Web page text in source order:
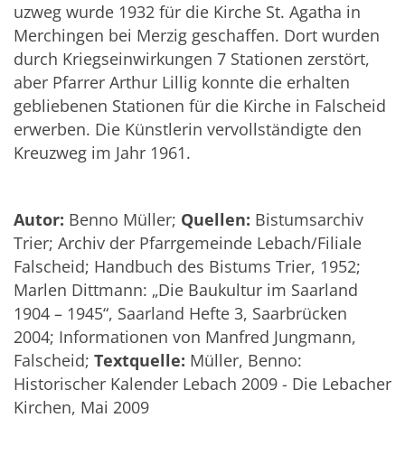
uzweg wurde 1932 für die Kirche St. Agatha in
Merchingen bei Merzig geschaffen. Dort wurden
durch Kriegseinwirkungen 7 Stationen zerstört,
aber Pfarrer Arthur Lillig konnte die erhalten
gebliebenen Stationen für die Kirche in Falscheid
erwerben. Die Künstlerin vervollständigte den
Kreuzweg im Jahr 1961.
Autor: Benno Müller; Quellen: Bistumsarchiv
Trier; Archiv der Pfarrgemeinde Lebach/Filiale
Falscheid; Handbuch des Bistums Trier, 1952;
Marlen Dittmann: „Die Baukultur im Saarland
1904 – 1945“, Saarland Hefte 3, Saarbrücken
2004; Informationen von Manfred Jungmann,
Falscheid; Textquelle: Müller, Benno:
Historischer Kalender Lebach 2009 - Die Lebacher
Kirchen, Mai 2009